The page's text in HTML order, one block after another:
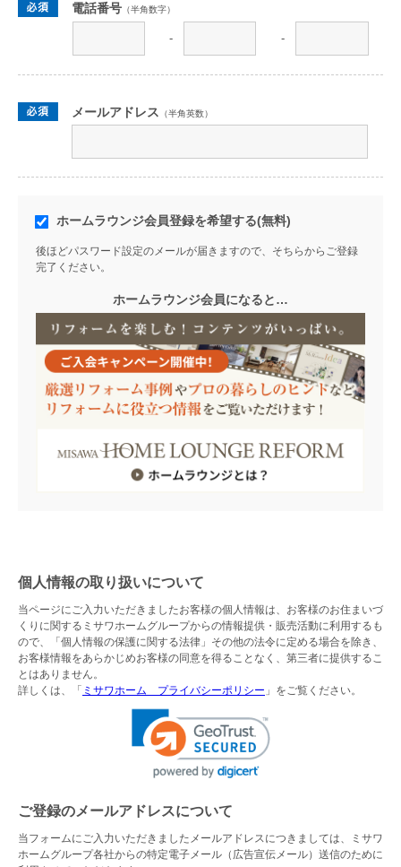
電話番号 （半角数字）
- -
メールアドレス （半角英数）
ホームラウンジ会員登録を希望する(無料)
後ほどパスワード設定のメールが届きますので、そちらからご登録
完了ください。
ホームラウンジ会員になると…
個人情報の取り扱いについて
当ページにご入力いただきましたお客様の個人情報は、お客様のお住まいづ
くりに関するミサワホームグループからの情報提供・販売活動に利用するも
ので、「個人情報の保護に関する法律」その他の法令に定める場合を除き、
お客様情報をあらかじめお客様の同意を得ることなく、第三者に提供するこ
とはありません。
詳しくは、「 ミサワホーム プライバシーポリシー 」をご覧ください。
ご登録のメールアドレスについて
当フォームにご入力いただきましたメールアドレスにつきましては、ミサワ
ホームグループ各社からの特定電子メール（広告宣伝メール）送信のために